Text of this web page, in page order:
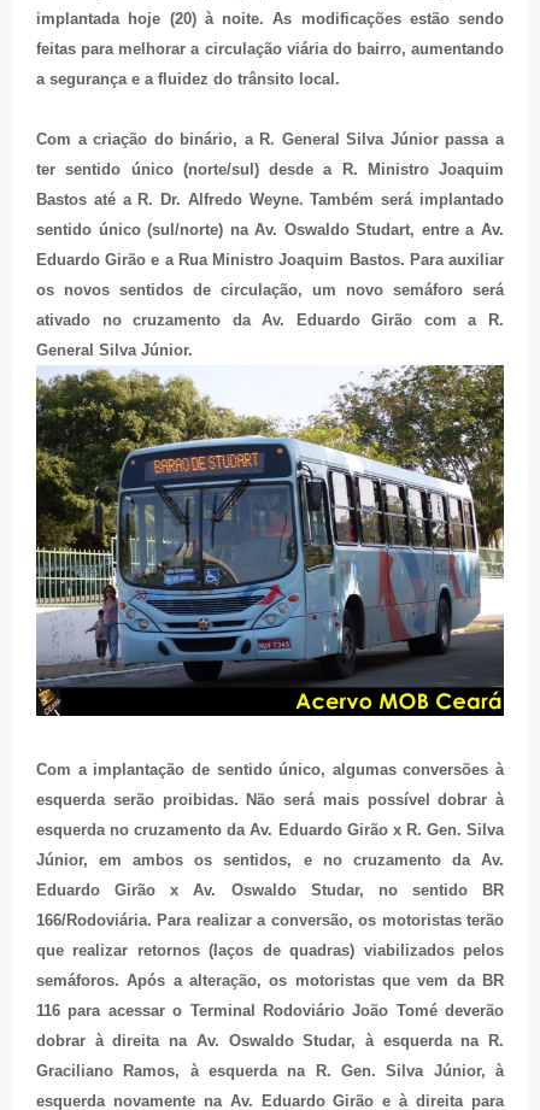
implantada hoje (20) à noite. As modificações estão sendo
feitas para melhorar a circulação viária do bairro, aumentando
a segurança e a fluidez do trânsito local.
Com a criação do binário, a R. General Silva Júnior passa a
ter sentido único (norte/sul) desde a R. Ministro Joaquim
Bastos até a R. Dr. Alfredo Weyne. Também será implantado
sentido único (sul/norte) na Av. Oswaldo Studart, entre a Av.
Eduardo Girão e a Rua Ministro Joaquim Bastos. Para auxiliar
os novos sentidos de circulação, um novo semáforo será
ativado no cruzamento da Av. Eduardo Girão com a R.
General Silva Júnior.
Com a implantação de sentido único, algumas conversões à
esquerda serão proibidas. Não será mais possível dobrar à
esquerda no cruzamento da Av. Eduardo Girão x R. Gen. Silva
Júnior, em ambos os sentidos, e no cruzamento da Av.
Eduardo Girão x Av. Oswaldo Studar, no sentido BR
166/Rodoviária. Para realizar a conversão, os motoristas terão
que realizar retornos (laços de quadras) viabilizados pelos
semáforos. Após a alteração, os motoristas que vem da BR
116 para acessar o Terminal Rodoviário João Tomé deverão
dobrar à direita na Av. Oswaldo Studar, à esquerda na R.
Graciliano Ramos, à esquerda na R. Gen. Silva Júnior, à
esquerda novamente na Av. Eduardo Girão e à direita para